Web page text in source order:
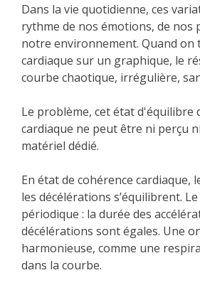
Dans la vie quotidienne, ces
rythme de nos émotions, de nos
notre environnement. Quand on
cardiaque sur un graphique, le
courbe chaotique, irrégulière,
Le problème, cet état d'équilibre
cardiaque ne peut être ni perçu
matériel dédié.
En état de cohérence cardiaque,
les décélérations s’équilibrent.
périodique : la durée des
décélérations sont égales. Une
harmonieuse, comme une
dans la courbe.